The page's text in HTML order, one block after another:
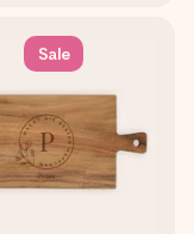
Sale